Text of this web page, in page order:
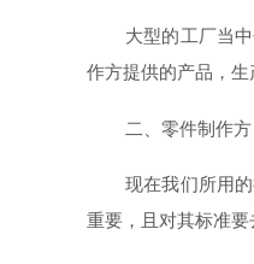
大型的工厂当
作方提供的产品，
二、零件制作方
现在我们所用
重要，且对其标准